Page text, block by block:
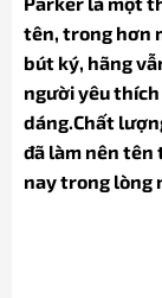
tên, trong hơn
bút ký, hãng
người yêu
dáng.Chất
đã làm nên tên
nay trong lòng